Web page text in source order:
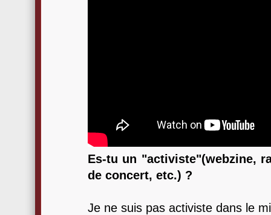
Es-tu un "activiste"(webzine,
de concert, etc.) ?
Je ne suis pas activiste dans le